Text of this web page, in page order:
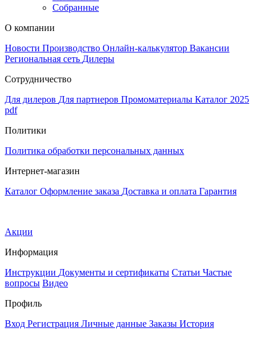
Собранные
О компании
Новости Производство Онлайн-калькулятор Вакансии
Региональная сеть Дилеры
Сотрудничество
Для дилеров Для партнеров Промоматериалы Каталог 2025
pdf
Политики
Политика обработки персональных данных
Интернет-магазин
Каталог Оформление заказа Доставка и оплата Гарантия
Акции
Информация
Инструкции Документы и сертификаты Статьи Частые
вопросы Видео
Профиль
Вход Регистрация Личные данные Заказы История